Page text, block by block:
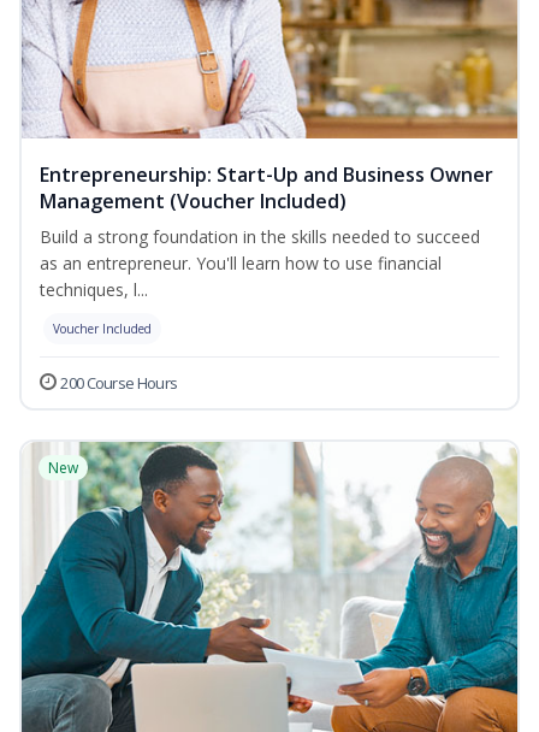
Entrepreneurship: Start-Up and Business Owner
Management (Voucher Included)
Build a strong foundation in the skills needed to succeed
as an entrepreneur. You'll learn how to use financial
techniques, l...
Voucher Included
200 Course Hours
New